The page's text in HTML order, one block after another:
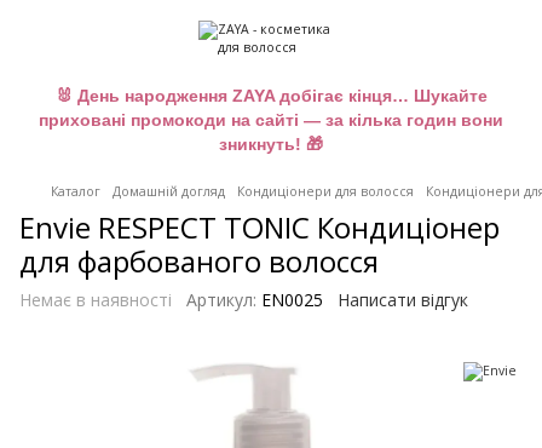
🐰 День народження ZAYA добігає кінця… Шукайте
приховані промокоди на сайті — за кілька годин вони
зникнуть! 🎁
Каталог Домашній догляд Кондиціонери для волосся Кондиціонери
Envie RESPECT TONIC Кондиціонер
для фарбованого волосся
Немає в наявності Артикул: EN0025 Написати відгук